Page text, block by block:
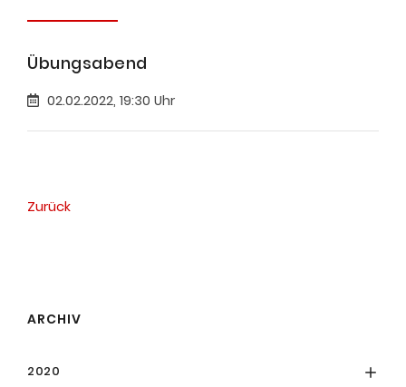
Übungsabend
02.02.2022, 19:30 Uhr
Zurück
ARCHIV
2020